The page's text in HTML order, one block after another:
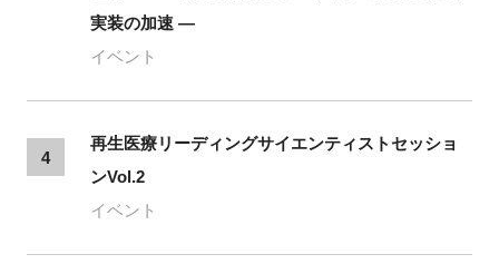
実装の加速 ―
イベント
4
再生医療リーディングサイエンティストセッショ
ンVol.2
イベント